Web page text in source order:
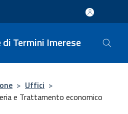
di Termini Imerese
> Uffici >
e Trattamento economico